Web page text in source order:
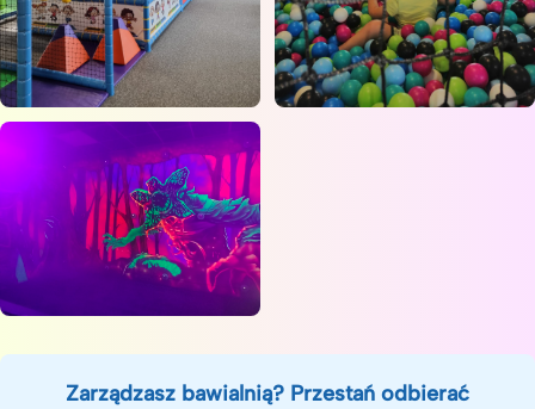
Zarządzasz bawialnią? Przestań odbierać